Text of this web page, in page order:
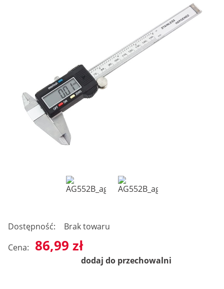
Dostępność:
Brak towaru
Cena:
86,99 zł
dodaj do przechowalni